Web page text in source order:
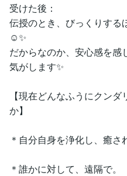
受けた後：
伝授のとき、びっくりする
☺️✨
だからなのか、安心感を感
気がします✨
【現在どんなふうにクン
か】
＊自分自身を浄化し、癒さ
＊誰かに対して、遠隔で。